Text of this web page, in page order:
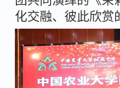
化交融、彼此欣赏